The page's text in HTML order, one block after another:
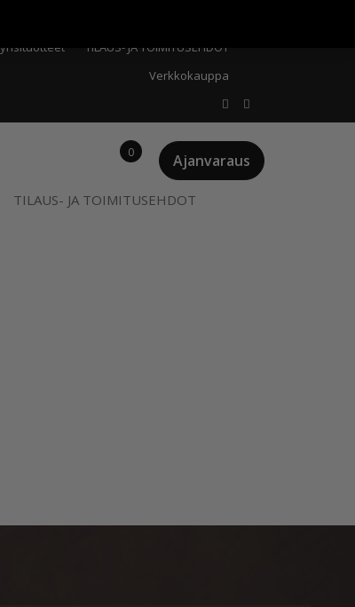
TILAUS- JA TOIMITUSEHDOT
Verkkokauppa
Ajanvaraus
0
TILAUS- JA TOIMITUSEHDOT